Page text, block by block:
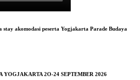
akomodasi peserta Yogjakarta Parade Budaya
YOGJAKARTA 2O-24 SEPTEMBER 2026